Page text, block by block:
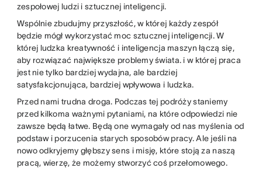
zespołowej ludzi i sztucznej inteligencji.
Wspólnie zbudujmy przyszłość, w której każdy zespół
będzie mógł wykorzystać moc sztucznej inteligencji. W
której ludzka kreatywność i inteligencja maszyn łączą się,
aby rozwiązać największe problemy świata. i w której praca
jest nie tylko bardziej wydajna, ale bardziej
satysfakcjonująca, bardziej wpływowa i ludzka.
Przed nami trudna droga. Podczas tej podróży staniemy
przed kilkoma ważnymi pytaniami, na które odpowiedzi nie
zawsze będą łatwe. Będą one wymagały od nas myślenia od
podstaw i porzucenia starych sposobów pracy. Ale jeśli na
nowo odkryjemy głębszy sens i misję, które stoją za naszą
pracą, wierzę, że możemy stworzyć coś przełomowego.